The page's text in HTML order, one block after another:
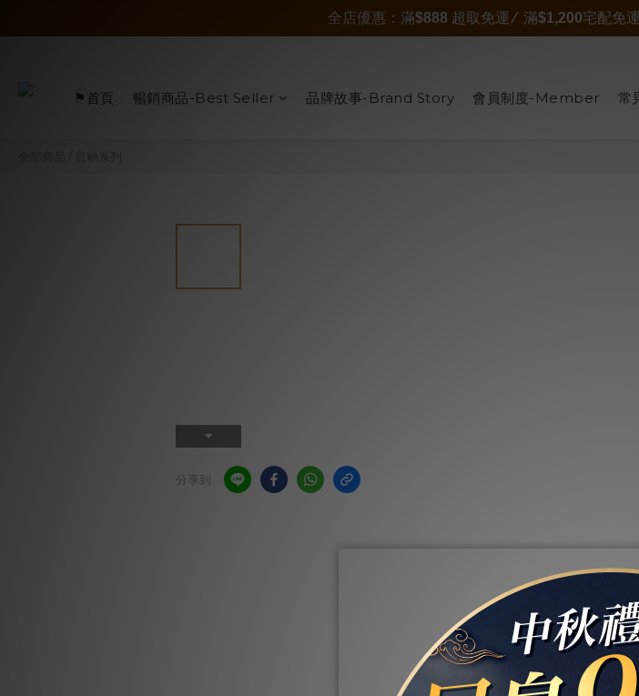
⚑首頁 暢銷商品-Best Seller 品牌故事-Brand Story 會員制度-Member 常
分享到
全店優惠：滿$888 超取免運 ∕ 滿$1,200宅配免運